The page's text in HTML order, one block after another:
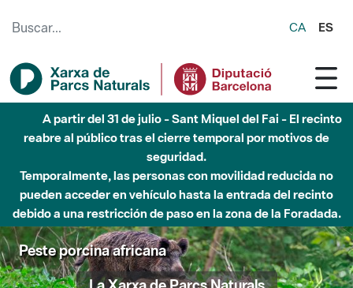
CA ES
A partir del 31 de julio - Sant Miquel del Fai - El recinto
reabre al público tras el cierre temporal por motivos de
seguridad.
Temporalmente, las personas con movilidad reducida no
pueden acceder en vehículo hasta la entrada del recinto
debido a una restricción de paso en la zona de la Foradada.
Peste porcina africana